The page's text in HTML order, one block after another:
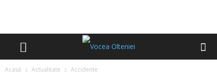
Acasă Actualitate Accidente